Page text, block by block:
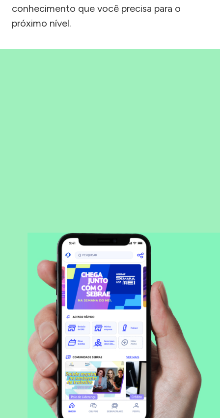
conhecimento que você precisa para o
próximo nível.